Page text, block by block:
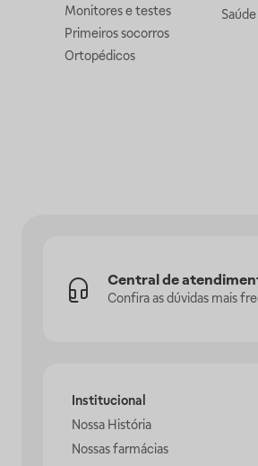
Monitores e testes
Primeiros socorros
Ortopédicos
Central de
Confira as dúvidas mais
Institucional
Nossa História
Nossas farmácias